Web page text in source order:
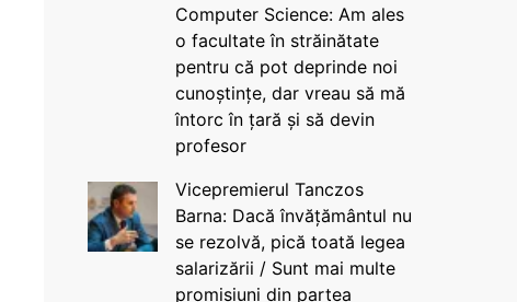
Computer Science: Am ales
o facultate în străinătate
pentru că pot deprinde noi
cunoștințe, dar vreau să mă
întorc în țară și să devin
profesor
Vicepremierul Tanczos
Barna: Dacă învățământul nu
se rezolvă, pică toată legea
salarizării / Sunt mai multe
promisiuni din partea